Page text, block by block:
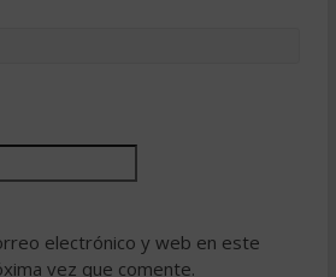
electrónico y web en este
vez que comente.